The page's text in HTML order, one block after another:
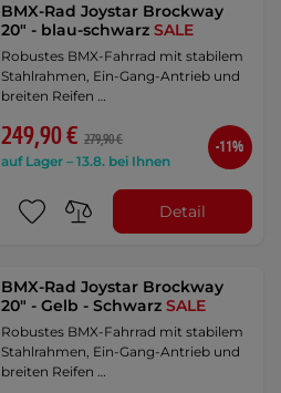
BMX-Rad Joystar Brockway
20" - blau-schwarzSALE
Robustes BMX-Fahrrad mit stabilem
Stahlrahmen, Ein-Gang-Antrieb und
breiten Reifen …
249,90 € 279,90 €
auf Lager – 13.8. bei Ihnen
-11%
Detail
BMX-Rad Joystar Brockway
20" - Gelb - SchwarzSALE
Robustes BMX-Fahrrad mit stabilem
Stahlrahmen, Ein-Gang-Antrieb und
breiten Reifen …